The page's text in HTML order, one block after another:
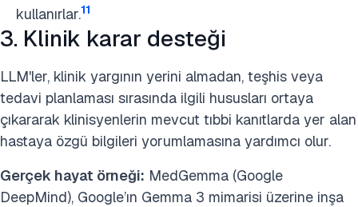
kullanırlar.11
3. Klinik karar desteği
LLM'ler, klinik yargının yerini almadan, teşhis veya
tedavi planlaması sırasında ilgili hususları ortaya
çıkararak klinisyenlerin mevcut tıbbi kanıtlarda yer alan
hastaya özgü bilgileri yorumlamasına yardımcı olur.
Gerçek hayat örneği: MedGemma (Google
DeepMind), Google’ın Gemma 3 mimarisi üzerine inşa